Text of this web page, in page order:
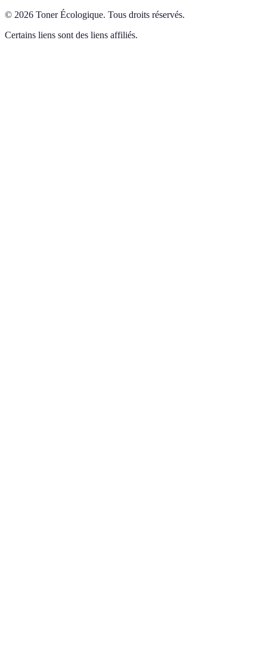
© 2026 Toner Écologique. Tous droits réservés.
Certains liens sont des liens affiliés.